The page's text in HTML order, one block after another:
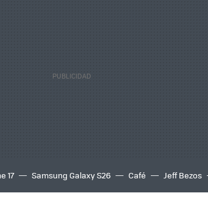
17 Samsung Galaxy S26 Café Jeff Bezos